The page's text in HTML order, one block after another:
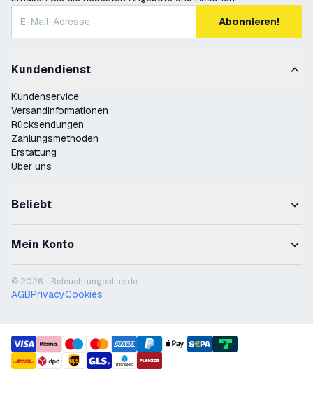
Abonnieren!
Kundendienst
Kundenservice
Versandinformationen
Rücksendungen
Zahlungsmethoden
Erstattung
Über uns
Beliebt
Mein Konto
© 2026 - Beleuchtungonline.de
AGBPrivacyCookies
payment methods
shipment methods